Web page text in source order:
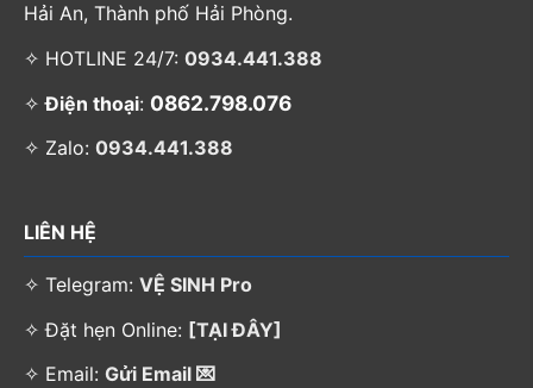
Hải An, Thành phố Hải Phòng.
✧ HOTLINE 24/7: 0934.441.388
✧Điện thoại: 0862.798.076
✧ Zalo: 0934.441.388
LIÊN HỆ
✧ Telegram: VỆ SINH Pro
✧ Đặt hẹn Online: [TẠI ĐÂY]
✧ Email: Gửi Email 💌